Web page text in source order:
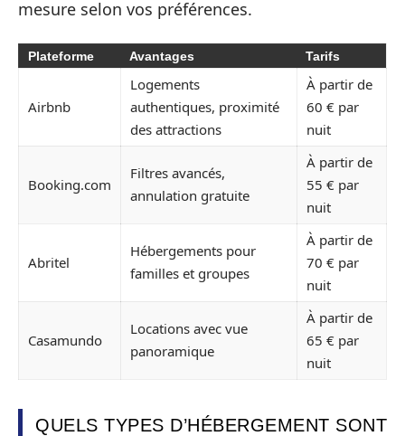
mesure selon vos préférences.
Plateforme Avantages Tarifs
Airbnb
Logements
authentiques, proximité
des attractions
À partir de
60 € par
nuit
Booking.com
Filtres avancés,
annulation gratuite
À partir de
55 € par
nuit
Abritel
Hébergements pour
familles et groupes
À partir de
70 € par
nuit
Casamundo
Locations avec vue
panoramique
À partir de
65 € par
nuit
QUELS TYPES D’HÉBERGEMENT SONT